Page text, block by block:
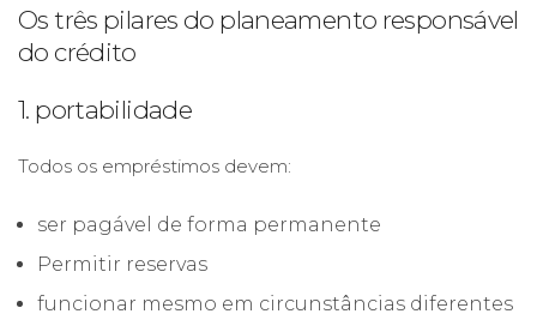
Os três pilares do planeamento responsável
do crédito
1. portabilidade
Todos os empréstimos devem:
ser pagável de forma permanente
Permitir reservas
funcionar mesmo em circunstâncias diferentes